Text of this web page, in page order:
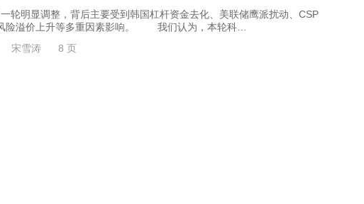
明显调整，背后主要受到韩国杠杆资金去化、美联储鹰派扰动、CSP
险溢价上升等多重因素影响。 我们认为，本轮科…
宋雪涛 8 页